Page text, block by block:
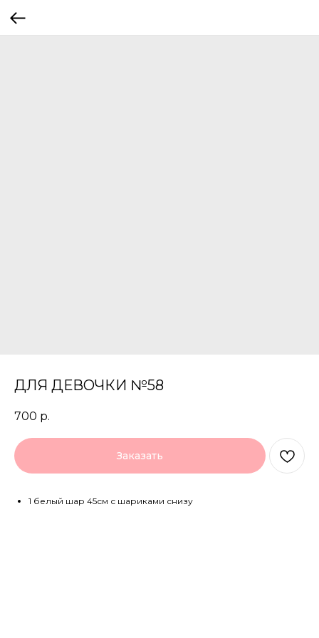
ДЛЯ ДЕВОЧКИ №58
700 р.
Заказать
1 белый шар 45см с шариками снизу